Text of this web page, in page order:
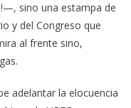
sino una estampa de
y del Congreso que
al frente sino,
adelantar la elocuencia